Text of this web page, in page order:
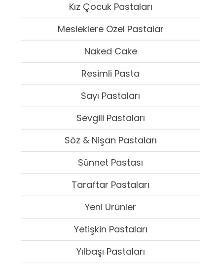
Kız Çocuk Pastaları
Mesleklere Özel Pastalar
Naked Cake
Resimli Pasta
Sayı Pastaları
Sevgili Pastaları
Söz & Nişan Pastaları
Sünnet Pastası
Taraftar Pastaları
Yeni Ürünler
Yetişkin Pastaları
Yılbaşı Pastaları